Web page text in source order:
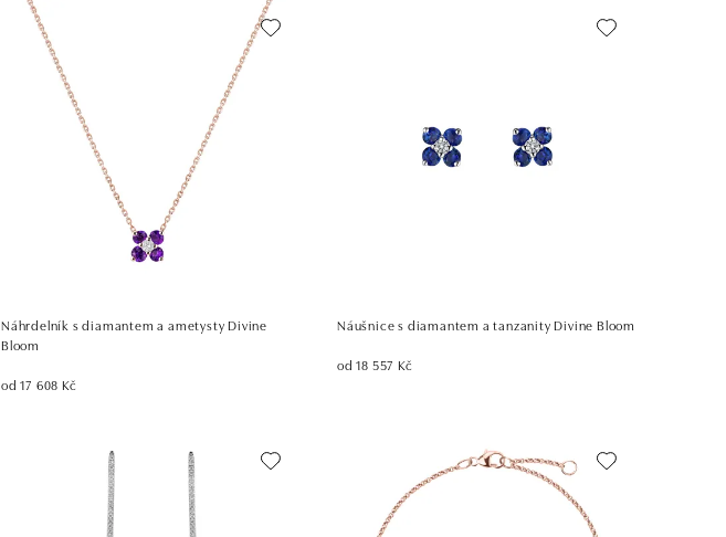
Náhrdelník s diamantem a ametysty Divine
Bloom
od 17 608 Kč
Náušnice s diamantem a tanzanity Divine Bloom
od 18 557 Kč